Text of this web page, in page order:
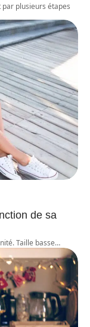
par plusieurs étapes
de sa
Taille basse…